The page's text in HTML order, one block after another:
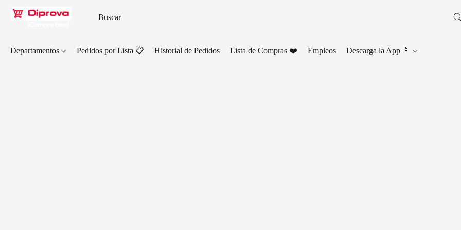
Departamentos Pedidos por Lista 📋 Historial de Pedidos Lista de Compras ❤️ Empleos Descarga la App 📱